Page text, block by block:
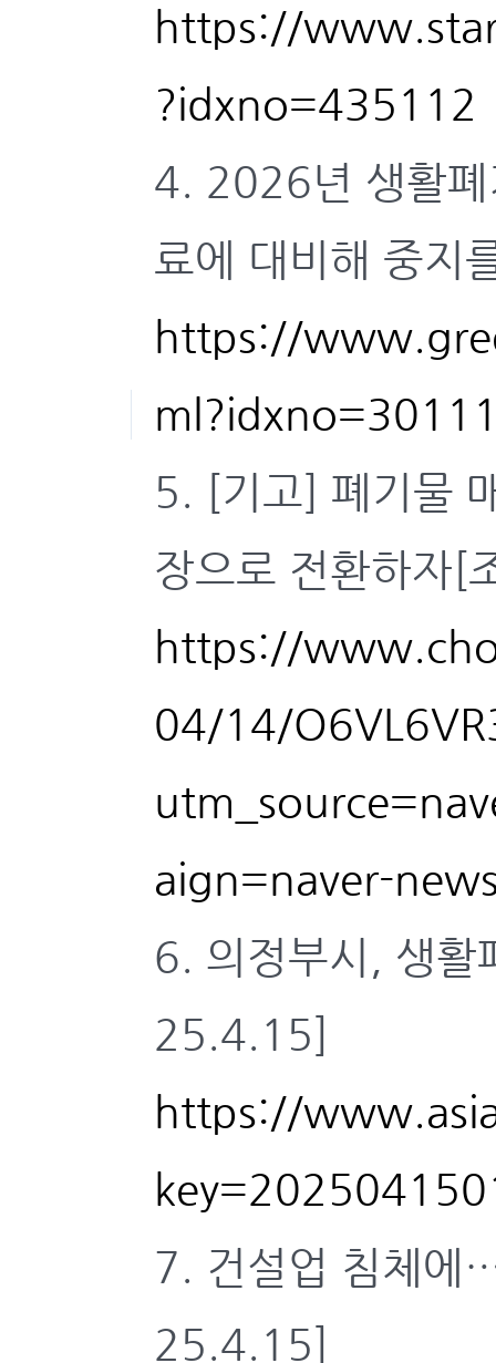
https://
?idxno=435112
4. 2026년 생활폐
료에 대비해 중지
https://
5. [기고] 폐기물
장으로 전환하자
https://
04/14/
aign=naver-
6. 의정부시, 생활
25.4.15]
https://
7. 건설업 침체에
25.4.15]